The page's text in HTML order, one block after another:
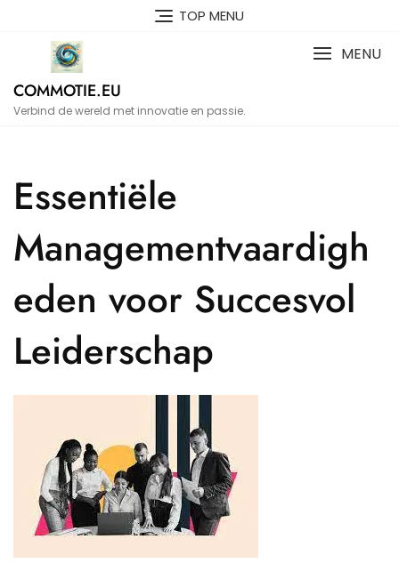
TOP MENU
COMMOTIE.EU
Verbind de wereld met innovatie en passie.
MENU
Essentiële
Managementvaardigh
eden voor Succesvol
Leiderschap